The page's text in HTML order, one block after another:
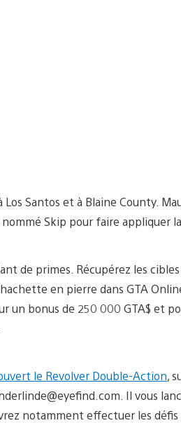
Santos et à Blaine County.
Skip pour faire appliquer
de primes. Récupérez les
en pierre dans GTA
un bonus de 250 000 GTA$ et
le Revolver Double-Action,
Il vous
notamment effectuer les